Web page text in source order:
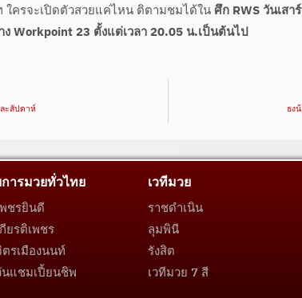
ใครจะเปิดตัวสวยแค่ไหน ติตามชมได้ในศึก RWS วันเส
Workpoint 23 ตั้งแต่เวลา 20.05 น.เป็นต้นไป
ะสัปดาห์
ธง
ารมวยทั่วไทย
ชรยินดี
ยรติเพชร
รเมืองนนท์
แชมเปี้ยนชิพ
เวทีมวย
ราชดำเนิน
ลุมพินี
รังสิต
เวทีมวย 7 สี